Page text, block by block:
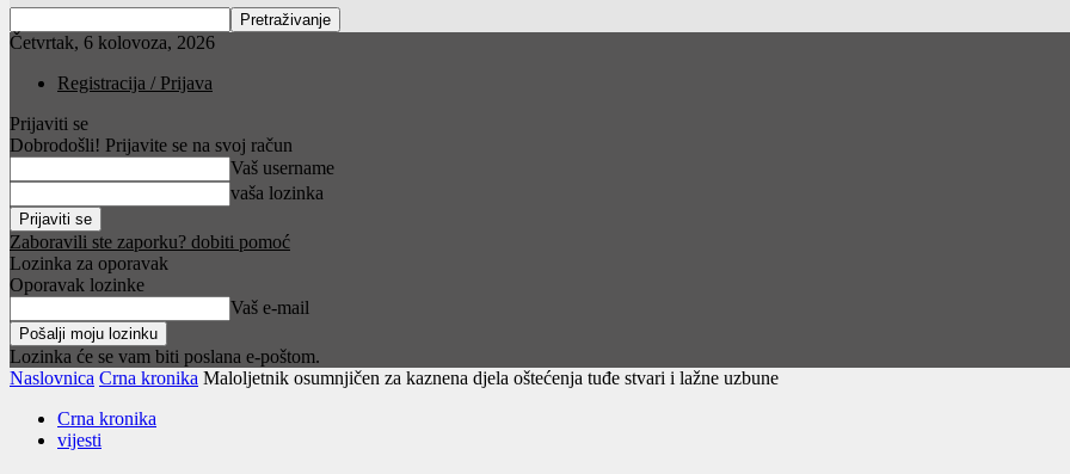
Četvrtak, 6 kolovoza, 2026
Registracija / Prijava
Prijaviti se
Dobrodošli! Prijavite se na svoj račun
Vaš username
vaša lozinka
Zaboravili ste zaporku? dobiti pomoć
Lozinka za oporavak
Oporavak lozinke
Vaš e-mail
Lozinka će se vam biti poslana e-poštom.
Naslovnica Crna kronika Maloljetnik osumnjičen za kaznena djela oštećenja tuđe stvari i lažne uzbune
Crna kronika
vijesti